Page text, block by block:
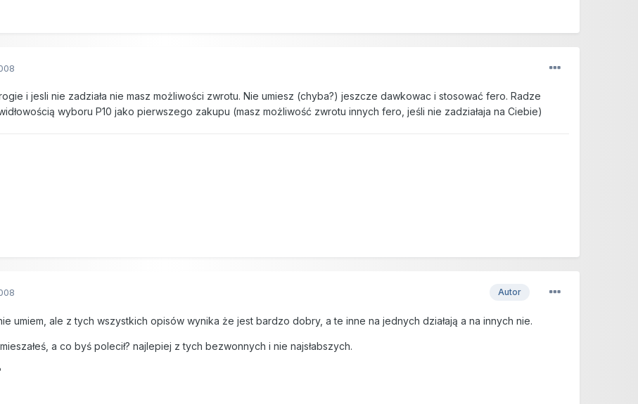
i jesli nie zadziała nie masz możliwości zwrotu. Nie umiesz (chyba?) jeszcze dawkowac i stosować fero. Radze
wyboru P10 jako pierwszego zakupu (masz możliwość zwrotu innych fero, jeśli nie zadziałaja na Ciebie)
Autor
umiem, ale z tych wszystkich opisów wynika że jest bardzo dobry, a te inne na jednych działają a na innych nie.
a co byś polecił? najlepiej z tych bezwonnych i nie najsłabszych.